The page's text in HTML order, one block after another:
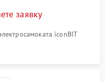
заявку
iconBIT